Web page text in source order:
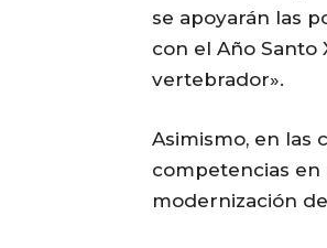
se apoyarán las
con el Año Santo
vertebrador».
Asimismo, en las
competencias en
modernización